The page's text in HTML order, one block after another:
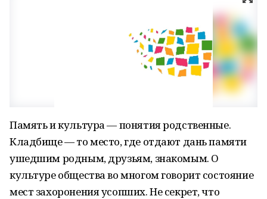
Память и культура — понятия родственные.
Кладбище — то место, где отдают дань памяти
ушедшим родным, друзьям, знакомым. О
культуре общества во многом говорит состояние
мест захоронения усопших. Не секрет, что